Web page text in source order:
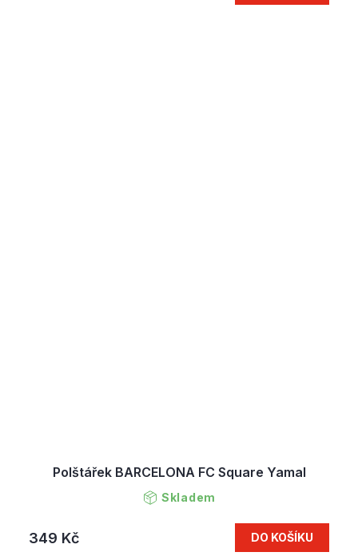
Polštářek BARCELONA FC Square Yamal
Skladem
349 Kč DO KOŠÍKU